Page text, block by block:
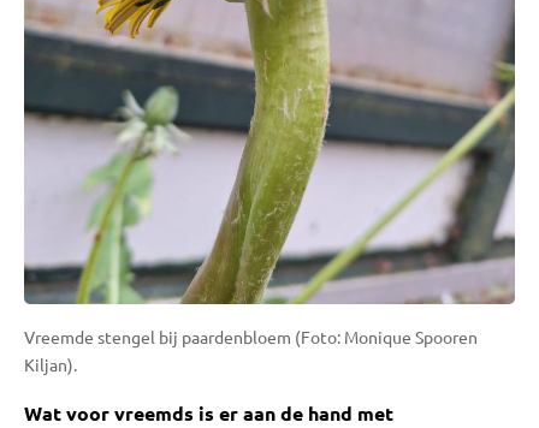
Vreemde stengel bij paardenbloem (Foto: Monique Spooren
Kiljan).
Wat voor vreemds is er aan de hand met